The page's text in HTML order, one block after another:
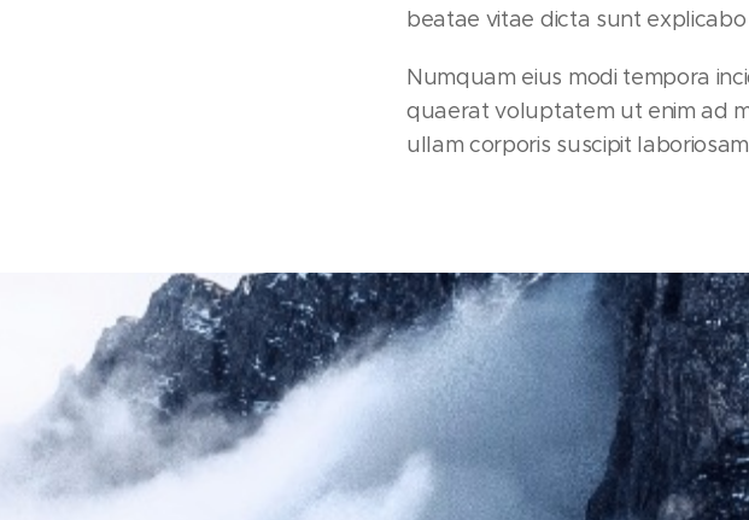
beatae vitae dicta sunt explicabo
Numquam eius modi tempora
quaerat voluptatem ut enim ad
ullam corporis suscipit